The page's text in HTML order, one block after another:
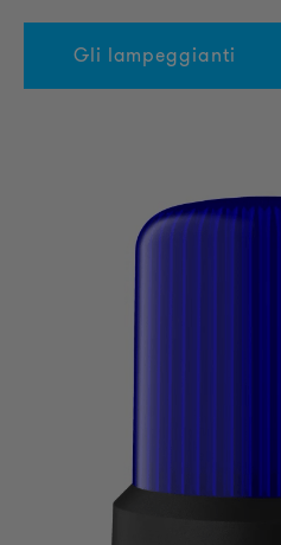
Gli lampeggianti